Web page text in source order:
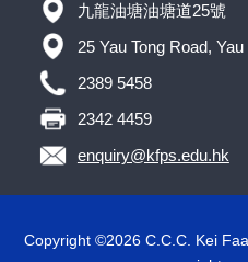
九龍油塘油塘道25號
25 Yau Tong Road,
2389 5458
2342 4459
enquiry@kfps.edu.hk
Copyright ©2026 C.C.C. Kei